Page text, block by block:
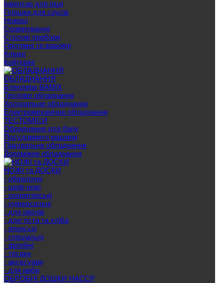
Інвентар для піци
Пляшки для соусів
Ножиці
Сервірування
Cтолові прибори
Противні та жаровні
Клінінг
Кейтерінг
ОБЛАДНАННЯ
Блендери BAMIX
Теплове обладнання
Холодильне обладнання
Електромеханічне обладнання
ТЕСТОМІСИ
Обладнання для бару
Посудомиючі машини
Пакувальне обладнання
Допоміжне обладнання
НОЖІ та ДОСКИ
- обвалочні
- шеф-ножі
- кондитерські
- універсальні
- для овочів
- для тіста та хліба
- японські
- спеціальні
- філейні
- тесаки
- аксесуари
- для риби
ОБРОБНІ ДОШКИ HACCP